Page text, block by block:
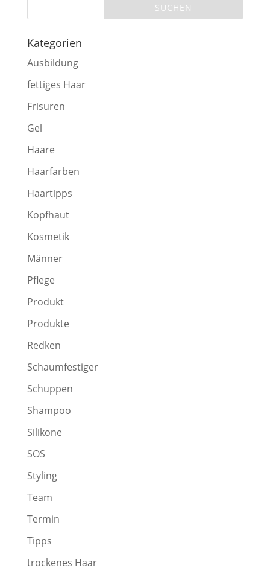
Kategorien
Ausbildung
fettiges Haar
Frisuren
Gel
Haare
Haarfarben
Haartipps
Kopfhaut
Kosmetik
Männer
Pflege
Produkt
Produkte
Redken
Schaumfestiger
Schuppen
Shampoo
Silikone
SOS
Styling
Team
Termin
Tipps
trockenes Haar